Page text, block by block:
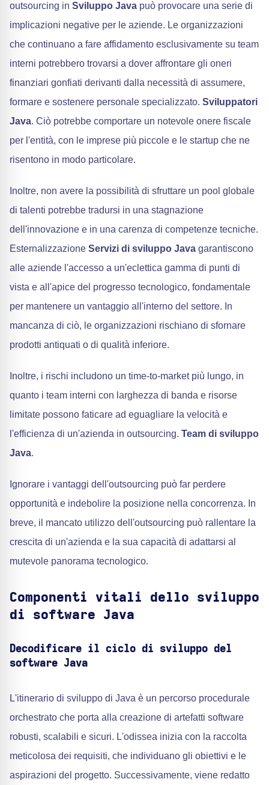
outsourcing in Sviluppo Java può provocare una serie di
implicazioni negative per le aziende. Le organizzazioni
che continuano a fare affidamento esclusivamente su team
interni potrebbero trovarsi a dover affrontare gli oneri
finanziari gonfiati derivanti dalla necessità di assumere,
formare e sostenere personale specializzato. Sviluppatori
Java. Ciò potrebbe comportare un notevole onere fiscale
per l'entità, con le imprese più piccole e le startup che ne
risentono in modo particolare.
Inoltre, non avere la possibilità di sfruttare un pool globale
di talenti potrebbe tradursi in una stagnazione
dell'innovazione e in una carenza di competenze tecniche.
Esternalizzazione Servizi di sviluppo Java garantiscono
alle aziende l'accesso a un'eclettica gamma di punti di
vista e all'apice del progresso tecnologico, fondamentale
per mantenere un vantaggio all'interno del settore. In
mancanza di ciò, le organizzazioni rischiano di sfornare
prodotti antiquati o di qualità inferiore.
Inoltre, i rischi includono un time-to-market più lungo, in
quanto i team interni con larghezza di banda e risorse
limitate possono faticare ad eguagliare la velocità e
l'efficienza di un'azienda in outsourcing. Team di sviluppo
Java.
Ignorare i vantaggi dell'outsourcing può far perdere
opportunità e indebolire la posizione nella concorrenza. In
breve, il mancato utilizzo dell'outsourcing può rallentare la
crescita di un'azienda e la sua capacità di adattarsi al
mutevole panorama tecnologico.
Componenti vitali dello sviluppo
di software Java
Decodificare il ciclo di sviluppo del
software Java
L'itinerario di sviluppo di Java è un percorso procedurale
orchestrato che porta alla creazione di artefatti software
robusti, scalabili e sicuri. L'odissea inizia con la raccolta
meticolosa dei requisiti, che individuano gli obiettivi e le
aspirazioni del progetto. Successivamente, viene redatto